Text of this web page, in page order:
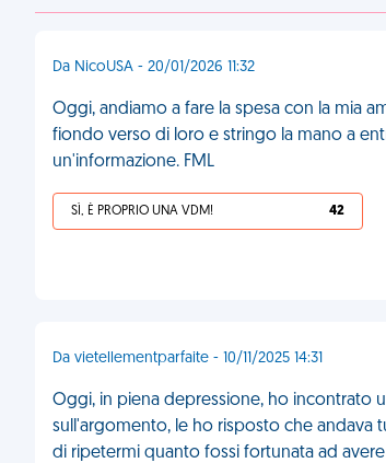
Da NicoUSA - 20/01/2026 11:32
Oggi, andiamo a fare la spesa con la mia
fiondo verso di loro e stringo la mano a
un'informazione. FML
SÌ, È PROPRIO UNA VDM! 42
Da vietellementparfaite - 10/11/2025 14:31
Oggi, in piena depressione, ho incontrato
sull'argomento, le ho risposto che andava
di ripetermi quanto fossi fortunata ad